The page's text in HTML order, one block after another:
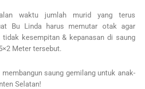
waktu jumlah murid yang terus
Bu Linda harus memutar otak agar
tidak kesempitan & kepanasan di saung
Meter tersebut.
saung gemilang untuk anak-
Selatan!